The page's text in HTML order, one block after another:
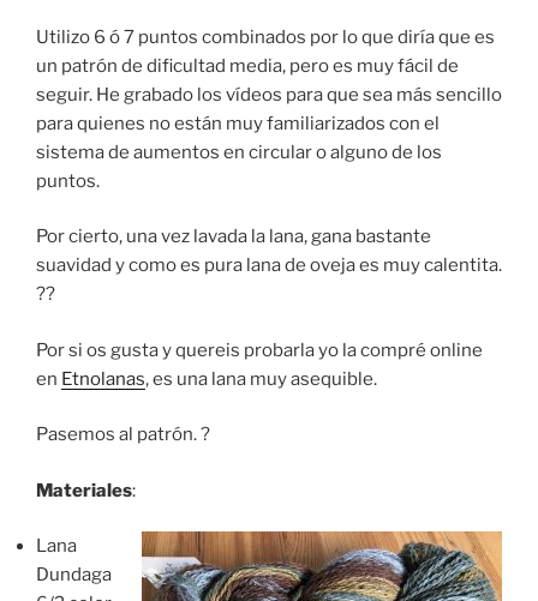
Utilizo 6 ó 7 puntos combinados por lo que diría que es
un patrón de dificultad media, pero es muy fácil de
seguir. He grabado los vídeos para que sea más sencillo
para quienes no están muy familiarizados con el
sistema de aumentos en circular o alguno de los
puntos.
Por cierto, una vez lavada la lana, gana bastante
suavidad y como es pura lana de oveja es muy calentita.
??
Por si os gusta y quereis probarla yo la compré online
en Etnolanas, es una lana muy asequible.
Pasemos al patrón. ?
Materiales:
Lana
Dundaga